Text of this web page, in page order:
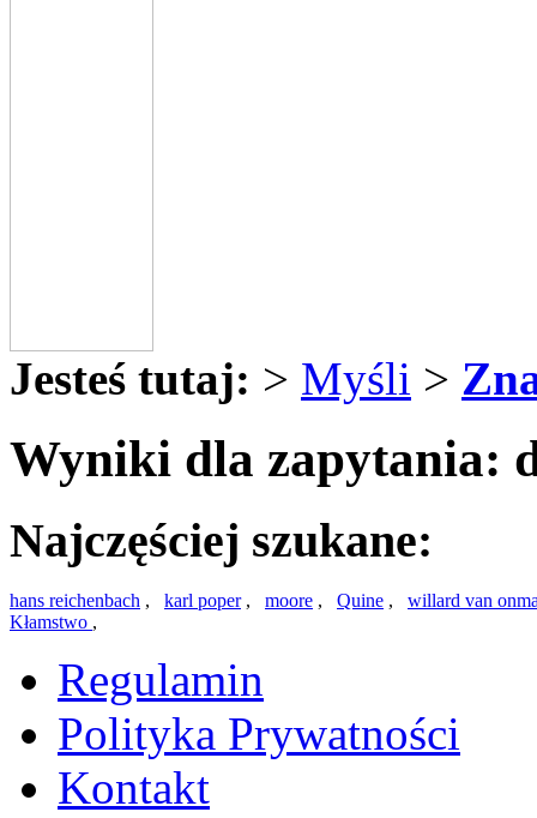
Jesteś tutaj: > Myśli >
Wyniki dla zapytania:
Najczęściej szukane:
hans reichenbach , karl poper, moore , Quine , willard van
Kłamstwo ,
Regulamin
Polityka Prywatności
Kontakt